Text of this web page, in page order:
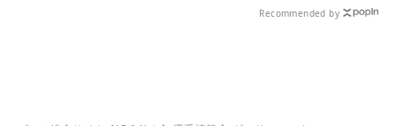
Recommended by